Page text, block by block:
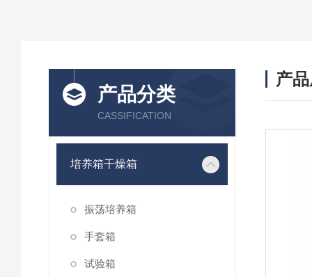
产品分类
CASSIFICATION
培养箱干燥箱
振荡培养箱
手套箱
试验箱
产